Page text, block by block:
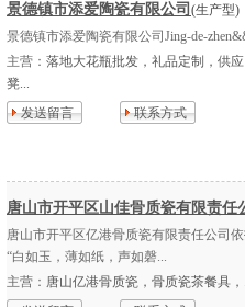
景德镇市添爱陶瓷有限公司 (生产型)
景德镇市添爱陶瓷有限公司Jing-de-
主营： 落地大花瓶批发，礼品定制，供
凳...
发送留言
联系方式
唐山市开平区山佳骨质瓷有限责任
唐山市开平区亿港骨质瓷有限责任公司
“白如玉，薄如纸，声如磬...
主营： 唐山亿港骨质瓷，骨质瓷茶餐具，